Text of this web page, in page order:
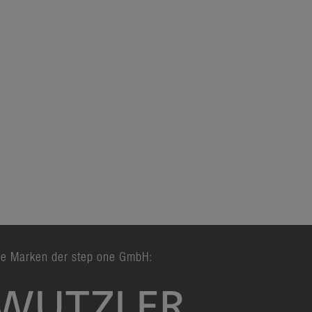
Marken der step one GmbH: